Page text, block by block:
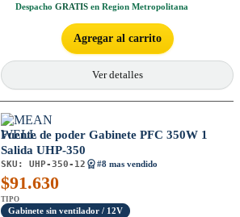
Despacho GRATIS en Region Metropolitana
Agregar al carrito
Ver detalles
Fuente de poder Gabinete PFC 350W 1
Salida UHP-350
SKU: UHP-350-12 #8 mas vendido
$91.630
TIPO
Gabinete sin ventilador / 12V